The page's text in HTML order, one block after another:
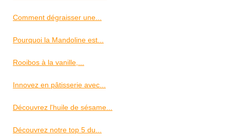
Comment dégraisser une...
Pourquoi la Mandoline est...
Rooibos à la vanille,...
Innovez en pâtisserie avec...
Découvrez l'huile de sésame...
Découvrez notre top 5 du...